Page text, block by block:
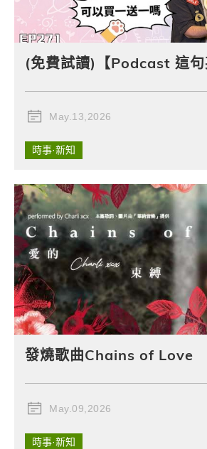
時事·新知
May.13,2026
時事·新知
發燒歌曲Chains of Love
May.09,2026